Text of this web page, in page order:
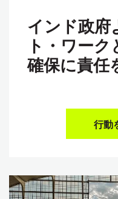
インド政府
ト・ワー
確保に責任
行動